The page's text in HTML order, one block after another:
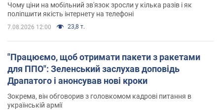
Чому ціни на мобільний зв'язок зросли у кілька разів і як
поліпшити якість інтернету на телефоні
7.08.2026 12:00 23,8 т.
"Працюємо, щоб отримати пакети з ракетами
для ППО": Зеленський заслухав доповідь
Драпатого і анонсував нові кроки
Зокрема, він обговорив з головкомом кадрові питання в
українській армії